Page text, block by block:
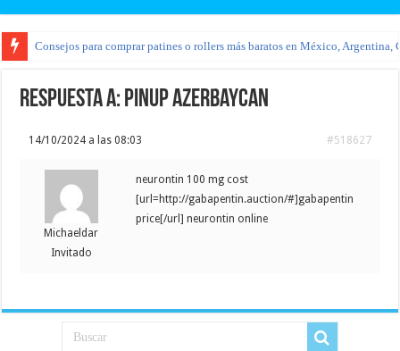
Consejos para comprar patines o rollers más baratos en México, Argentina,
Respuesta a: pinup azerbaycan
14/10/2024 a las 08:03 #518627
Michaeldar
Invitado
neurontin 100 mg cost
[url=http://gabapentin.auction/#]gabapentin
price[/url] neurontin online